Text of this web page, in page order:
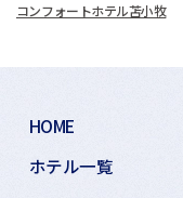
コンフォートホテル苫小牧
HOME
ホテル一覧